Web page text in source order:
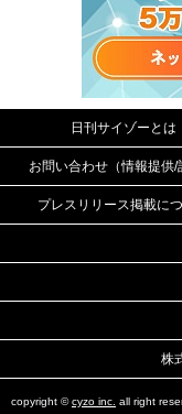
日刊サイゾーとは
お問い合わせ（情報提供/
プレスリリース掲載に
株
copyright ©cyzo inc. all right